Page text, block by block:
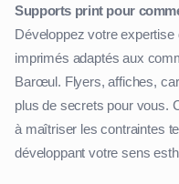
Supports print pour
Développez votre
imprimés adaptés aux
Barœul. Flyers, affiches,
plus de secrets pour vous.
à maîtriser les contraintes
développant votre sens